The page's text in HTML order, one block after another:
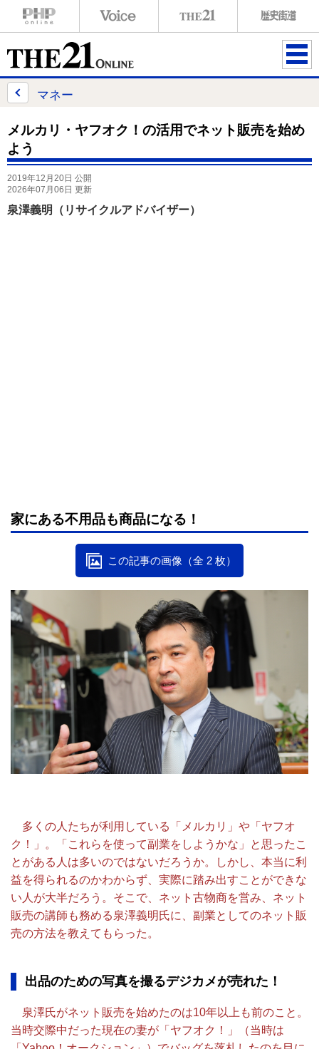
ME
マネー
メルカリ・ヤフオク！の活用でネット販売を始め
よう
2019年12月20日 公開
2026年07月06日 更新
泉澤義明（リサイクルアドバイザー）
家にある不用品も商品になる！
この記事の画像（全 2 枚）
多くの人たちが利用している「メルカリ」や「ヤフオ
ク！」。「これらを使って副業をしようかな」と思ったこ
とがある人は多いのではないだろうか。しかし、本当に利
益を得られるのかわからず、実際に踏み出すことができな
い人が大半だろう。そこで、ネット古物商を営み、ネット
販売の講師も務める泉澤義明氏に、副業としてのネット販
売の方法を教えてもらった。
出品のための写真を撮るデジカメが売れた！
泉澤氏がネット販売を始めたのは10年以上も前のこと。
当時交際中だった現在の妻が「ヤフオク！」（当時は